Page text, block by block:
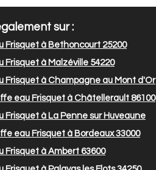
sur :
Frisquet à Bethoncourt 25200
à Malzéville 54220
Frisquet à Champagne au Mont d'Or
eau Frisquet à Châtellerault 86100
à La Penne sur Huveaune
eau Frisquet à Bordeaux 33000
à Ambert 63600